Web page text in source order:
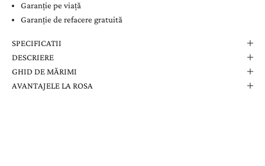
Garanție pe viață
Garanție de refacere gratuită
SPECIFICATII
DESCRIERE
GHID DE MĂRIMI
AVANTAJELE LA ROSA